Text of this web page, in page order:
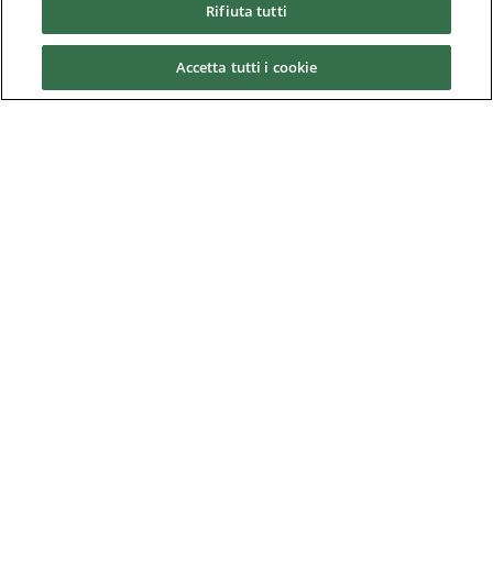
Mobile Applications
Unidrive M Applicativi e Check List
Rifiuta tutti
Accetta tutti i cookie